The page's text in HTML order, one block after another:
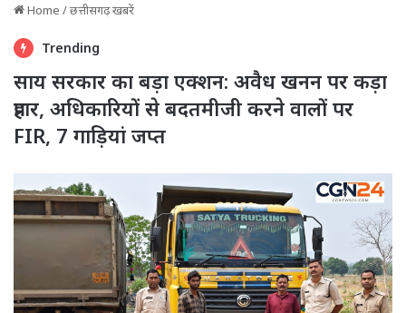
Home /छत्तीसगढ़ खबरें
Trending
साय सरकार का बड़ा एक्शन: अवैध खनन पर कड़ा
प्रहार, अधिकारियों से बदतमीजी करने वालों पर
FIR, 7 गाड़ियां जप्त